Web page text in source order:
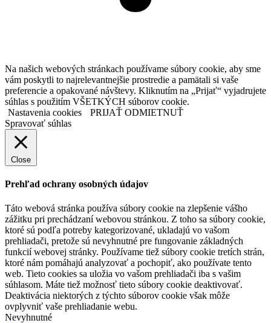
Na našich webových stránkach používame súbory cookie, aby sme
vám poskytli to najrelevantnejšie prostredie a pamätali si vaše
preferencie a opakované návštevy. Kliknutím na „Prijať“ vyjadrujete
súhlas s použitím VŠETKÝCH súborov cookie.
Nastavenia cookies
PRIJAŤ ODMIETNUŤ
Spravovať súhlas
Close
Prehľad ochrany osobných údajov
Táto webová stránka používa súbory cookie na zlepšenie vášho
zážitku pri prechádzaní webovou stránkou. Z toho sa súbory cookie,
ktoré sú podľa potreby kategorizované, ukladajú vo vašom
prehliadači, pretože sú nevyhnutné pre fungovanie základných
funkcií webovej stránky. Používame tiež súbory cookie tretích strán,
ktoré nám pomáhajú analyzovať a pochopiť, ako používate tento
web. Tieto cookies sa uložia vo vašom prehliadači iba s vašim
súhlasom. Máte tiež možnosť tieto súbory cookie deaktivovať.
Deaktivácia niektorých z týchto súborov cookie však môže
ovplyvniť vaše prehliadanie webu.
Nevyhnutné